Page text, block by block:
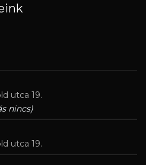
utca 19.
nincs)
utca 19.